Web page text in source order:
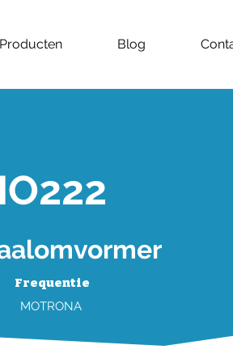
Producten Blog
Frequentie
MOTRONA
IO222